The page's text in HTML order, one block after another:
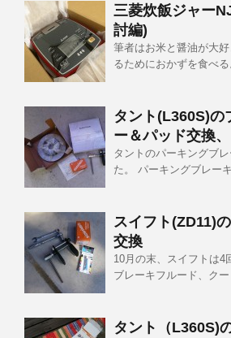
三菱炊飯ジャー
討編)
筆者はお米と醤油が大
るためにおかずを食べる
タント(L360S)の
ー＆パッド交換
タントのパーキングブ
た。 パーキングブレー
スイフト(ZD11)
交換
10月の末、スイフトは4
ブレーキフルード、クー
タント（L360S)